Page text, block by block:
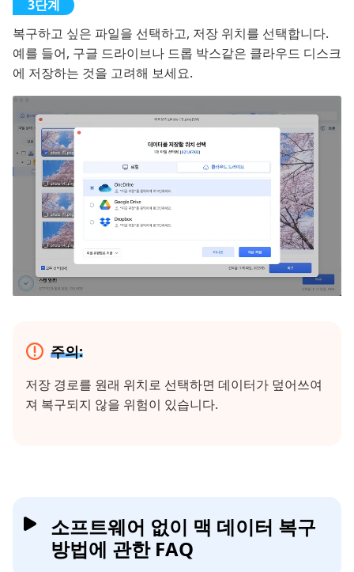
복구하고 싶은 파일을 선택하고, 저장 위치를 선택합니다.
예를 들어, 구글 드라이브나 드롭 박스같은 클라우드 디스크
에 저장하는 것을 고려해 보세요.
주의:
저장 경로를 원래 위치로 선택하면 데이터가 덮어쓰여
져 복구되지 않을 위험이 있습니다.
소프트웨어 없이 맥 데이터 복구
방법에 관한 FAQ